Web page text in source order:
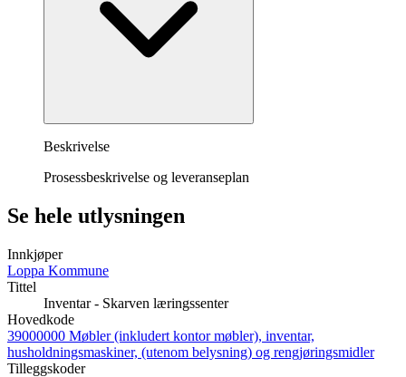
Beskrivelse
Prosessbeskrivelse og leveranseplan
Se hele utlysningen
Innkjøper
Loppa Kommune
Tittel
Inventar - Skarven læringssenter
Hovedkode
39000000 Møbler (inkludert kontor møbler), inventar,
husholdningsmaskiner, (utenom belysning) og rengjøringsmidler
Tilleggskoder